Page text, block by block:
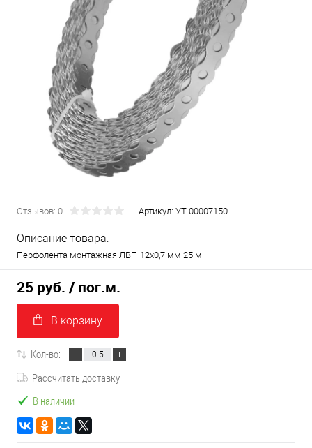
Отзывов: 0 Артикул: УТ-00007150
Описание товара:
Перфолента монтажная ЛВП-12x0,7 мм 25 м
25 руб. / пог.м.
В корзину
Кол-во:
Рассчитать доставку
В наличии